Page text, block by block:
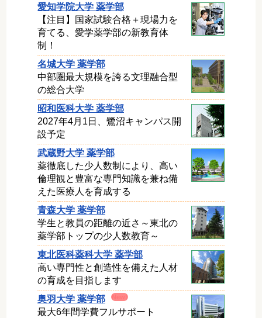
愛知学院大学 薬学部
【注目】国家試験合格＋現場力を
育てる、愛学薬学部の新教育体
制！
名城大学 薬学部
中部圏最大規模を誇る文理融合型
の総合大学
昭和医科大学 薬学部
2027年4月1日、鷺沼キャンパス開
設予定
武蔵野大学 薬学部
薬徹底した少人数制により、高い
倫理観と豊富な専門知識を兼ね備
えた医療人を育成する
青森大学 薬学部
学生と教員の距離の近さ～東北の
薬学部トップの少人数教育～
東北医科薬科大学 薬学部
高い専門性と創造性を備えた人材
の育成を目指します
奥羽大学 薬学部
最大6年間学費フルサポート